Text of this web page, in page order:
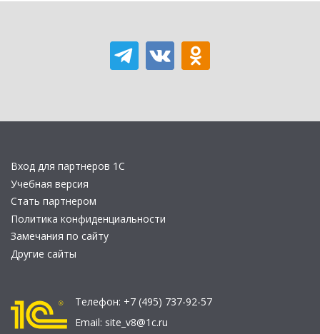
Вход для партнеров 1С
Учебная версия
Стать партнером
Политика конфиденциальности
Замечания по сайту
Другие сайты
Телефон: +7 (495) 737-92-57
Email: site_v8@1c.ru